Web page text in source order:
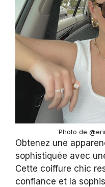
Photo de
Obtenez une
sophistiquée avec
Cette coiffure chic
confiance et la